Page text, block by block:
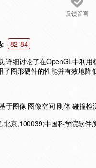
反馈留言
:
82-84
,详细讨论了在OpenGL中利
了图形硬件的性能并有效地降
于图像 图像空间 刚体 碰撞
北京,100039;中国科学院软件